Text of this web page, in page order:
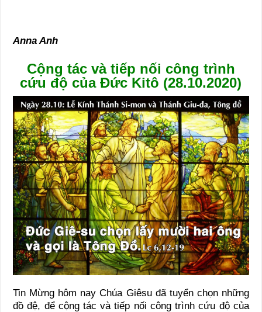
Anna Anh
Cộng tác và tiếp nối công trình
cứu độ của Đức Kitô (28.10.2020)
Tin Mừng hôm nay Chúa Giêsu đã tuyển chọn những
đồ đệ, để cộng tác và tiếp nối công trình cứu độ của